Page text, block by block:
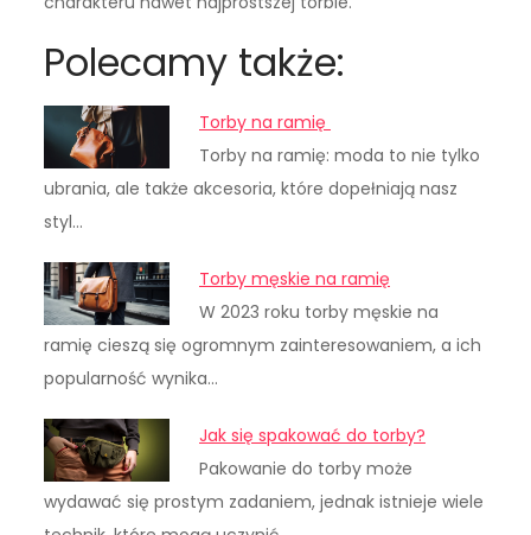
Polecamy także:
Torby na ramię
Torby na ramię: moda to nie tylko
ubrania, ale także akcesoria, które dopełniają nasz
styl…
Torby męskie na ramię
W 2023 roku torby męskie na
ramię cieszą się ogromnym zainteresowaniem, a ich
popularność wynika…
Jak się spakować do torby?
Pakowanie do torby może
wydawać się prostym zadaniem, jednak istnieje wiele